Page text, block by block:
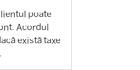
poate
Acordul
există taxe